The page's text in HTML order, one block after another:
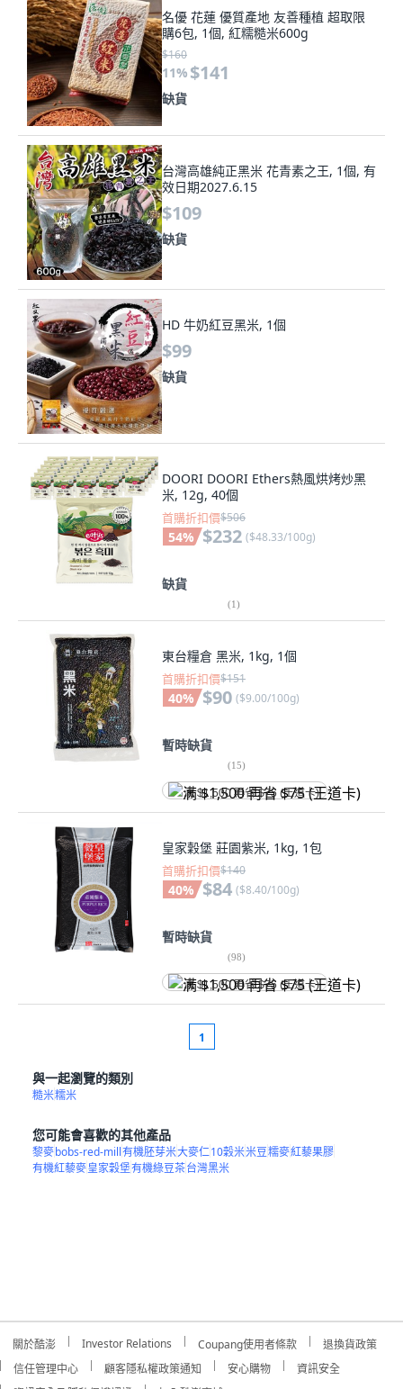
名優 花蓮 優質產地 友善種植 超取限
購6包, 1個, 紅糯糙米600g
$160
11% $141
缺貨
台灣高雄純正黑米 花青素之王, 1個, 有
效日期2027.6.15
$109
缺貨
HD 牛奶紅豆黑米, 1個
$99
缺貨
DOORI DOORI Ethers熱風烘烤炒黑
米, 12g, 40個
首購折扣價$506
54% $232 ($48.33/100g)
缺貨
(1)
東台糧倉 黑米, 1kg, 1個
首購折扣價$151
40% $90 ($9.00/100g)
暫時缺貨
(15)
满 $1,500 再省 $75 (王道卡)
皇家穀堡 莊園紫米, 1kg, 1包
首購折扣價$140
40% $84 ($8.40/100g)
暫時缺貨
(98)
满 $1,500 再省 $75 (王道卡)
1
與一起瀏覽的類別
糙米糯米
您可能會喜歡的其他產品
黎麥bobs-red-mill有機胚芽米大麥仁10穀米米豆糯麥紅藜果膠
有機紅藜麥皇家穀堡有機綠豆茶台灣黑米
關於酷澎 Investor Relations Coupang使用者條款
退換貨政策
信任管理中心
顧客隱私權政策通知 安心購物
資訊安全